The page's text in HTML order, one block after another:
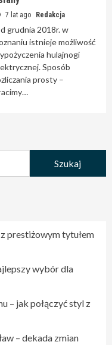
7 lat ago Redakcja
grudnia 2018r. w
istnieje możliwość
hulajnogi
Sposób
prosty –
prestiżowym tytułem
wybór dla
– jak połączyć styl z
– dekada zmian